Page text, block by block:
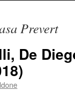
Prevert
De